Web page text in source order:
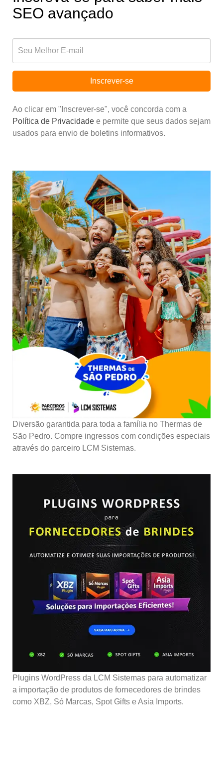
SEO avançado
Inscrever-se
Ao clicar em "Inscrever-se", você concorda com a
Política de Privacidade e permite que seus dados sejam
usados para envio de boletins informativos.
Diversão garantida para toda a família no Thermas de
São Pedro. Compre ingressos com condições especiais
através do parceiro LCM Sistemas.
Plugins WordPress da LCM Sistemas para automatizar
a importação de produtos de fornecedores de brindes
como XBZ, Só Marcas, Spot Gifts e Asia Imports.